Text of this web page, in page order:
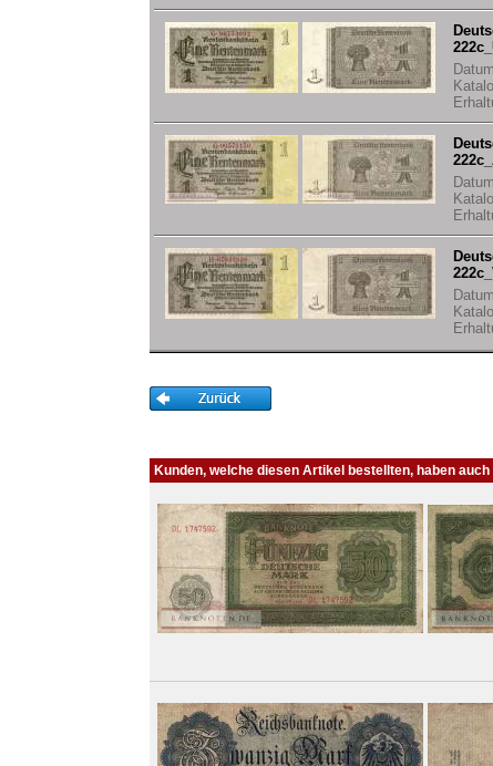
Kunden, welche diesen Artikel bestellten, haben